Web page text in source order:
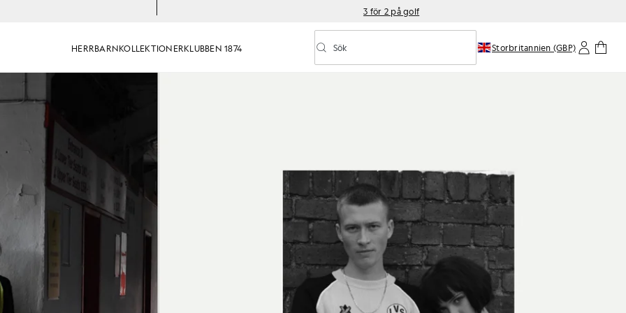
3 för 2 på golf
HERRBARNKOLLEKTIONERKLUBBEN 1874 Aktivera/inaktivera prediktiv sökning
Sök Storbritannien (GBP)